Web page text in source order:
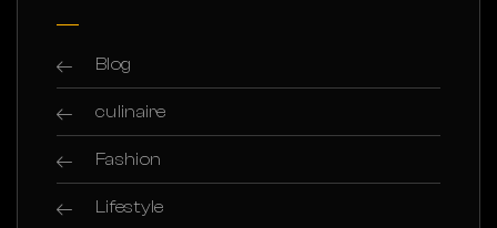
Blog
culinaire
Fashion
Lifestyle